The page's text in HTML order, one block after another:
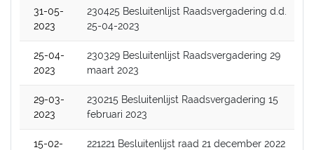
31-05-
2023
230425 Besluitenlijst Raadsvergadering d.d.
25-04-2023
25-04-
2023
230329 Besluitenlijst Raadsvergadering 29
maart 2023
29-03-
2023
230215 Besluitenlijst Raadsvergadering 15
februari 2023
15-02-
221221 Besluitenlijst raad 21 december 2022